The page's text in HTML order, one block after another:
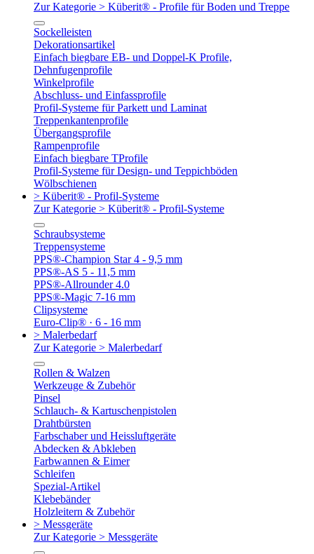
Zur Kategorie > Küberit® - Profile für Boden und Treppe
Sockelleisten
Dekorationsartikel
Einfach biegbare EB- und Doppel-K Profile,
Dehnfugenprofile
Winkelprofile
Abschluss- und Einfassprofile
Profil-Systeme für Parkett und Laminat
Treppenkantenprofile
Übergangsprofile
Rampenprofile
Einfach biegbare TProfile
Profil-Systeme für Design- und Teppichböden
Wölbschienen
> Küberit® - Profil-Systeme
Zur Kategorie > Küberit® - Profil-Systeme
Schraubsysteme
Treppensysteme
PPS®-Champion Star 4 - 9,5 mm
PPS®-AS 5 - 11,5 mm
PPS®-Allrounder 4.0
PPS®-Magic 7-16 mm
Clipsysteme
Euro-Clip® · 6 - 16 mm
> Malerbedarf
Zur Kategorie > Malerbedarf
Rollen & Walzen
Werkzeuge & Zubehör
Pinsel
Schlauch- & Kartuschenpistolen
Drahtbürsten
Farbschaber und Heissluftgeräte
Abdecken & Abkleben
Farbwannen & Eimer
Schleifen
Spezial-Artikel
Klebebänder
Holzleitern & Zubehör
> Messgeräte
Zur Kategorie > Messgeräte